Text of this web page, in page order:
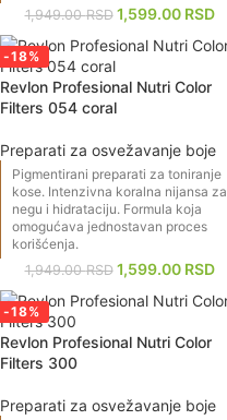
1,949.00RSD 1,599.00 RSD
-18%
Revlon Profesional Nutri Color
Filters 054 coral
Preparati za osvežavanje boje
1,949.00RSD 1,599.00 RSD
Pigmentirani preparati za toniranje
kose. Intenzivna koralna nijansa za
negu i hidrataciju. Formula koja
omogućava jednostavan proces
korišćenja.
-18%
Revlon Profesional Nutri Color
Filters 300
Preparati za osvežavanje boje